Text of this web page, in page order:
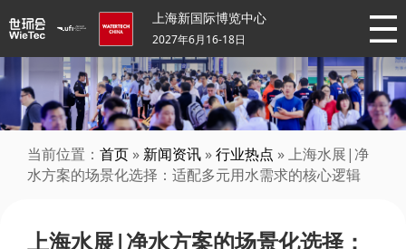
上海新国际博览中心
2027年6月16-18日
当前位置： 首页 » 新闻资讯 »行业热点 » 上海水展|净
水方案的场景化选择：适配多元用水需求的核心逻辑
上海水展|净水方案的场景化选择：